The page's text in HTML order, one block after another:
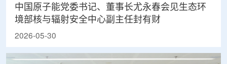
中国原子能党委书记、董事长尤永春会见生态环
境部核与辐射安全中心副主任封有财
2026-05-30